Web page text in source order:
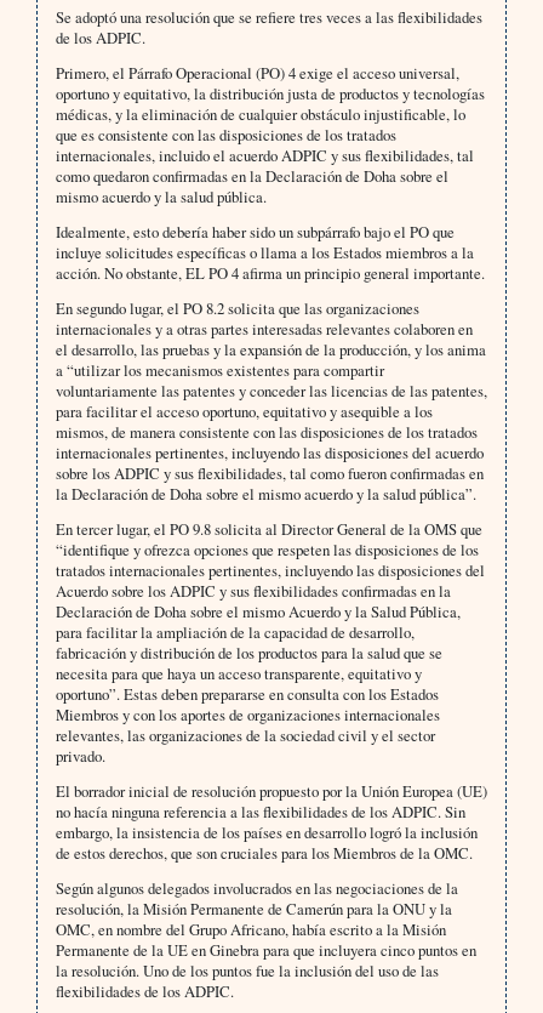
Se adoptó una resolución que se refiere tres veces a las flexibilidades
de los ADPIC.
Primero, el Párrafo Operacional (PO) 4 exige el acceso universal,
oportuno y equitativo, la distribución justa de productos y tecnologías
médicas, y la eliminación de cualquier obstáculo injustificable, lo
que es consistente con las disposiciones de los tratados
internacionales, incluido el acuerdo ADPIC y sus flexibilidades, tal
como quedaron confirmadas en la Declaración de Doha sobre el
mismo acuerdo y la salud pública.
Idealmente, esto debería haber sido un subpárrafo bajo el PO que
incluye solicitudes específicas o llama a los Estados miembros a la
acción. No obstante, EL PO 4 afirma un principio general importante.
En segundo lugar, el PO 8.2 solicita que las organizaciones
internacionales y a otras partes interesadas relevantes colaboren en
el desarrollo, las pruebas y la expansión de la producción, y los anima
a “utilizar los mecanismos existentes para compartir
voluntariamente las patentes y conceder las licencias de las patentes,
para facilitar el acceso oportuno, equitativo y asequible a los
mismos, de manera consistente con las disposiciones de los tratados
internacionales pertinentes, incluyendo las disposiciones del acuerdo
sobre los ADPIC y sus flexibilidades, tal como fueron confirmadas en
la Declaración de Doha sobre el mismo acuerdo y la salud pública”.
En tercer lugar, el PO 9.8 solicita al Director General de la OMS que
“identifique y ofrezca opciones que respeten las disposiciones de los
tratados internacionales pertinentes, incluyendo las disposiciones del
Acuerdo sobre los ADPIC y sus flexibilidades confirmadas en la
Declaración de Doha sobre el mismo Acuerdo y la Salud Pública,
para facilitar la ampliación de la capacidad de desarrollo,
fabricación y distribución de los productos para la salud que se
necesita para que haya un acceso transparente, equitativo y
oportuno”. Estas deben prepararse en consulta con los Estados
Miembros y con los aportes de organizaciones internacionales
relevantes, las organizaciones de la sociedad civil y el sector
privado.
El borrador inicial de resolución propuesto por la Unión Europea (UE)
no hacía ninguna referencia a las flexibilidades de los ADPIC. Sin
embargo, la insistencia de los países en desarrollo logró la inclusión
de estos derechos, que son cruciales para los Miembros de la OMC.
Según algunos delegados involucrados en las negociaciones de la
resolución, la Misión Permanente de Camerún para la ONU y la
OMC, en nombre del Grupo Africano, había escrito a la Misión
Permanente de la UE en Ginebra para que incluyera cinco puntos en
la resolución. Uno de los puntos fue la inclusión del uso de las
flexibilidades de los ADPIC.